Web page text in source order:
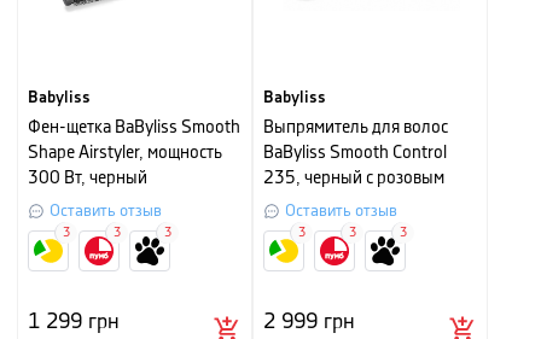
Babyliss
Фен-щетка BaByliss Smooth
Shape Airstyler, мощность
300 Вт, черный
Оставить отзыв
1 299 грн
3 3 3
Babyliss
Выпрямитель для волос
BaByliss Smooth Control
235, черный с розовым
Оставить отзыв
2 999 грн
3 3 3